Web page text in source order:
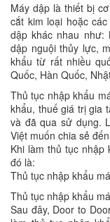
Máy dập là thiết bị
cắt kim loại hoặc
dập khác nhau như:
dập nguội thủy lực,
khẩu từ rất nhiều
Quốc, Hàn Quốc,
Thủ tục nhập khẩu
khẩu, thuế giá trị gia
và đã qua sử dụng.
Việt muốn chia sẻ
Khi làm thủ tục
đó là:
Thủ tục nhập khẩu
Thủ tục nhập khẩu
Sau đây, Door to